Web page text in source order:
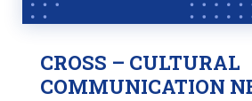
CROSS – CULTURAL
COMMUNICATION